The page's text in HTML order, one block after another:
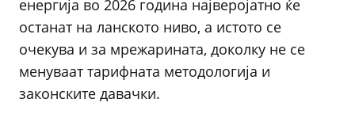
енергија во 2026 година најверојатно ќе
останат на ланското ниво, а истото се
очекува и за мрежарината, доколку не се
менуваат тарифната методологија и
законските давачки.